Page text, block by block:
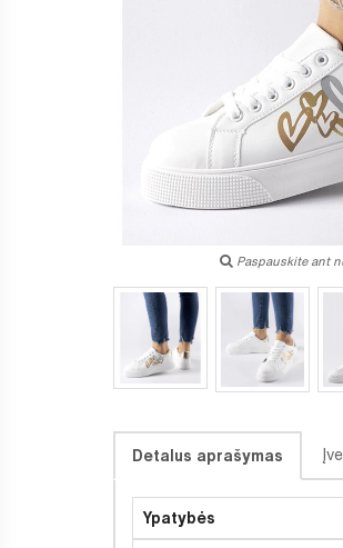
Paspauskite ant
Detalus aprašymas
Ypatybės